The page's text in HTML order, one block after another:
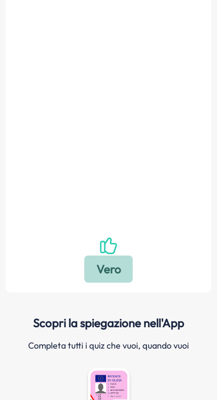
Scopri la spiegazione nell'App
Completa tutti i quiz che vuoi, quando vuoi